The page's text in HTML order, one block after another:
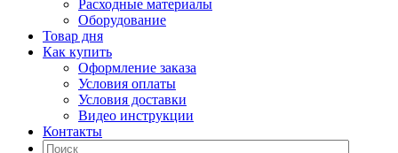
Расходные материалы
Оборудование
Товар дня
Как купить
Оформление заказа
Условия оплаты
Условия доставки
Видео инструкции
Контакты